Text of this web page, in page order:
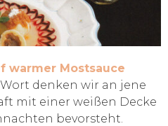
warmer Mostsauce
denken wir an jene
mit einer weißen Decke
bevorsteht.